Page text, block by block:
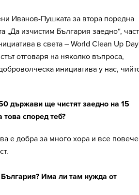
Иванов-Пушката за втора поредна
„Да изчистим България заедно“,
в света – World Clean Up Day
отговаря на няколко въпроса,
инициатива у нас,
държави ще чистят заедно на 15
според теб?
е добра за много хора и все
Има ли там нужда от